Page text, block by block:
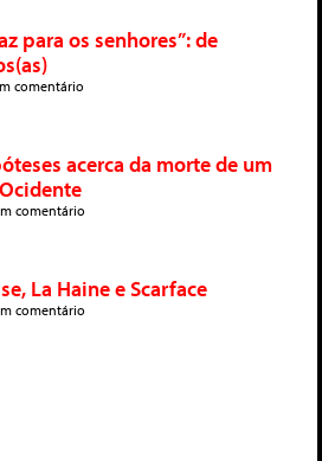
para os senhores”: de
comentário
acerca da morte de um
comentário
La Haine e Scarface
comentário